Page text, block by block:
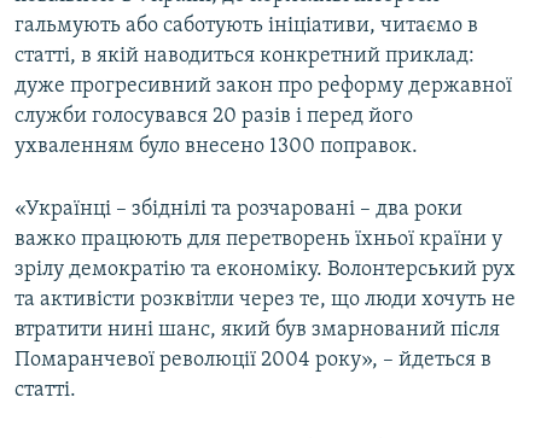
гальмують або саботують ініціативи, читаємо в
статті, в якій наводиться конкретний приклад:
дуже прогресивний закон про реформу державної
служби голосувався 20 разів і перед його
ухваленням було внесено 1300 поправок.
«Українці – збіднілі та розчаровані – два роки
важко працюють для перетворень їхньої країни у
зрілу демократію та економіку. Волонтерський рух
та активісти розквітли через те, що люди хочуть не
втратити нині шанс, який був змарнований після
Помаранчевої революції 2004 року», – йдеться в
статті.